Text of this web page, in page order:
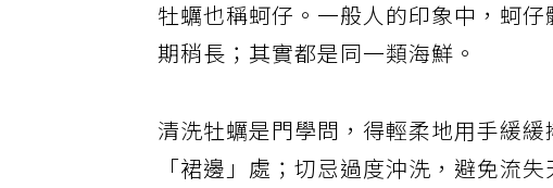
牡蠣也稱蚵仔。一般人的印象中，蚵
期稍長；其實都是同一類海鮮。
清洗牡蠣是門學問，得輕柔地用手緩
「裙邊」處；切忌過度沖洗，避免流失